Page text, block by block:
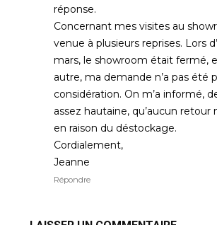
réponse.
Concernant mes visites au
venue à plusieurs reprises. Lors
mars, le showroom était fermé,
autre, ma demande n’a pas été
considération. On m’a informé,
assez hautaine, qu’aucun retour
en raison du déstockage.
Cordialement,
Jeanne
Répondre